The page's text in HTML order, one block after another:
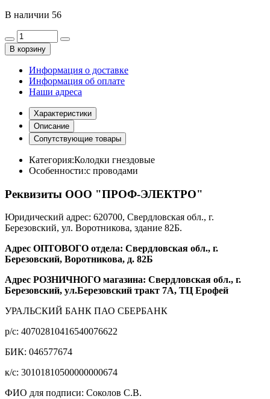
В наличии 56
В корзину
Информация о доставке
Информация об оплате
Наши адреса
Характеристики
Описание
Сопутствующие товары
Категория:Колодки гнездовые
Особенности:с проводами
Реквизиты ООО "ПРОФ-ЭЛЕКТРО"
Юридический адрес: 620700, Свердловская обл., г.
Березовский, ул. Воротникова, здание 82Б.
Адрес ОПТОВОГО отдела: Свердловская обл., г.
Березовский, Воротникова, д. 82Б
Адрес РОЗНИЧНОГО магазина: Свердловская обл., г.
Березовский, ул.Березовский тракт 7А, ТЦ Ерофей
УРАЛЬСКИЙ БАНК ПАО СБЕРБАНК
р/c: 40702810416540076622
БИК: 046577674
к/c: 30101810500000000674
ФИО для подписи: Соколов С.В.